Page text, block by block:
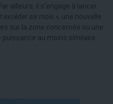
ailleurs, il s'engage à lancer
excéder six mois » , une nouvelle
sur la zone concernée ou une
au moins similaire.